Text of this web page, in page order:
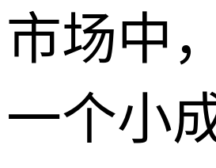
市场中
一个小